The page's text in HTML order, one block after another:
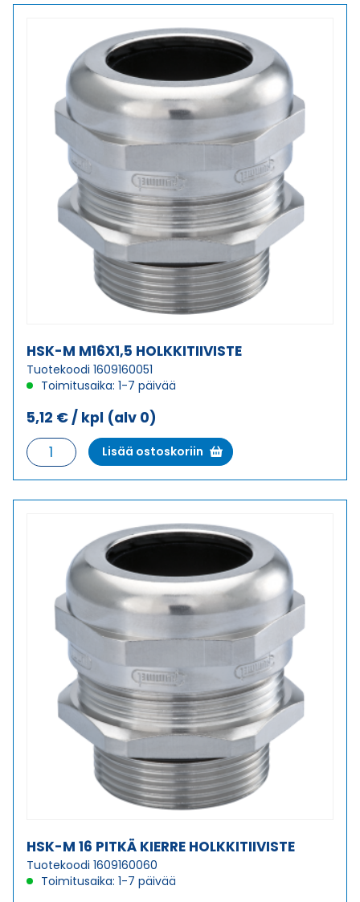
HSK-M M16X1,5 HOLKKITIIVISTE
Tuotekoodi 1609160051
Toimitusaika: 1-7 päivää
5,12 € / kpl (alv 0)
HSK-
M
M16X1,5
Lisää ostoskoriin
HSK-M 16 PITKÄ KIERRE HOLKKITIIVISTE
Tuotekoodi 1609160060
Toimitusaika: 1-7 päivää